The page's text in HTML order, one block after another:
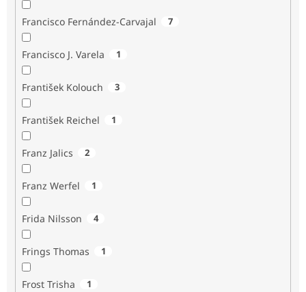
Francisco Fernández-Carvajal 7
Francisco J. Varela 1
František Kolouch 3
František Reichel 1
Franz Jalics 2
Franz Werfel 1
Frida Nilsson 4
Frings Thomas 1
Frost Trisha 1